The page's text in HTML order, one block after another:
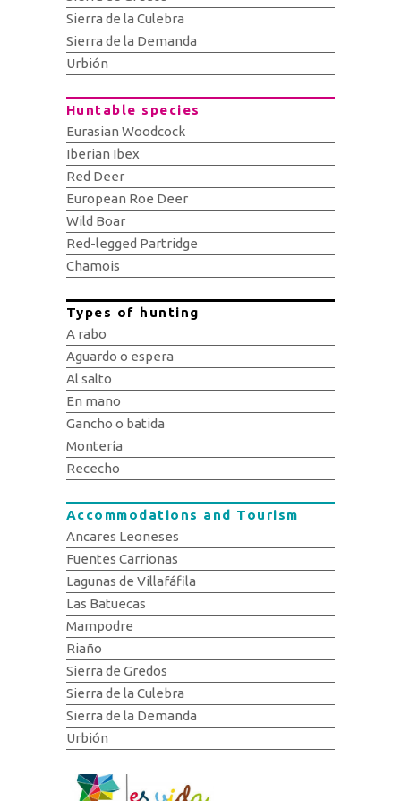
Sierra de la Culebra
Sierra de la Demanda
Urbión
Huntable species
Eurasian Woodcock
Iberian Ibex
Red Deer
European Roe Deer
Wild Boar
Red-legged Partridge
Chamois
Types of hunting
A rabo
Aguardo o espera
Al salto
En mano
Gancho o batida
Montería
Rececho
Accommodations and Tourism
Ancares Leoneses
Fuentes Carrionas
Lagunas de Villafáfila
Las Batuecas
Mampodre
Riaño
Sierra de Gredos
Sierra de la Culebra
Sierra de la Demanda
Urbión